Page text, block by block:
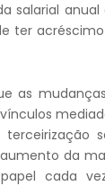
salarial
ter
as
da
cada